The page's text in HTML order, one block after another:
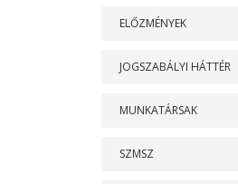
ELŐZMÉNYEK
JOGSZABÁLYI HÁTTÉR
MUNKATÁRSAK
SZMSZ